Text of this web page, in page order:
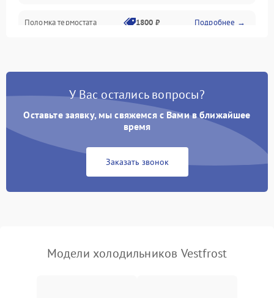
Поломка термостата 1800 ₽ Подробнее →
Образование конденсата
1800 ₽ Подробнее →
Сбой в работе инвертора
работе
2000 ₽ Подробнее →
У Вас остались вопросы?
Оставьте заявку, мы свяжемся с Вами в ближайшее
время
Заказать звонок
Модели холодильников Vestfrost